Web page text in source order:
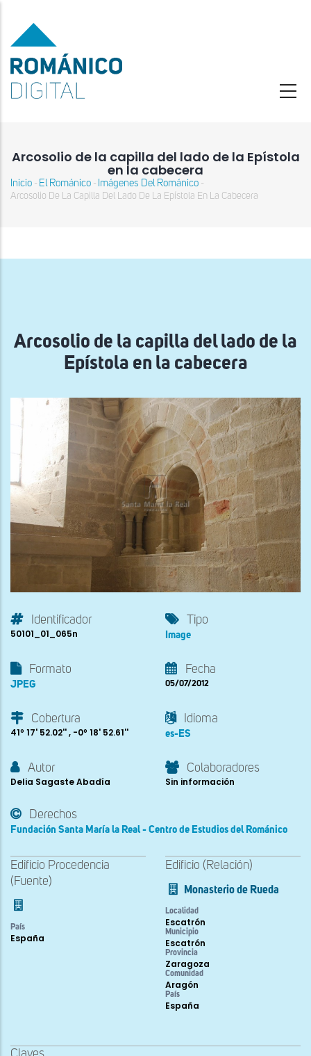
contenido
principal
Arcosolio de la capilla del lado de la Epístola
en la cabecera
Sobrescribir
ayuda
Inicio - El Románico - Imágenes Del Románico -
Arcosolio De La Capilla Del Lado De La Epístola En La Cabecera
Arcosolio de la capilla del lado de la
Epístola en la cabecera
Identificador
50101_01_065n
Tipo
Image
Formato
JPEG
Fecha
05/07/2012
Cobertura
41º 17' 52.02'' , -0º 18' 52.61''
Idioma
es-ES
Autor
Delia Sagaste Abadía
Colaboradores
Sin información
Derechos
Fundación Santa María la Real - Centro de Estudios del Románico
Edificio Procedencia
(Fuente)
País
España
Edificio (Relación)
Monasterio de Rueda
Localidad
Escatrón
Municipio
Escatrón
Provincia
Zaragoza
Comunidad
Aragón
País
España